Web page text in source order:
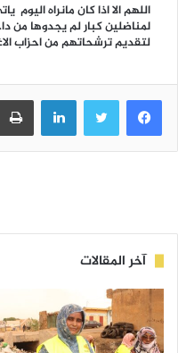
اللهم الا اذا كان مانراه
لمناضلين كبار لم يجدوها من
لتقديم ترشحاتهم من احزاب
فيسبوك تويتر لينكدإن
آخر المقالات